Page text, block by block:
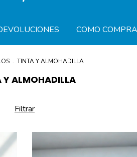
COMO
. TINTA Y ALMOHADILLA
Y ALMOHADILLA
Filtrar